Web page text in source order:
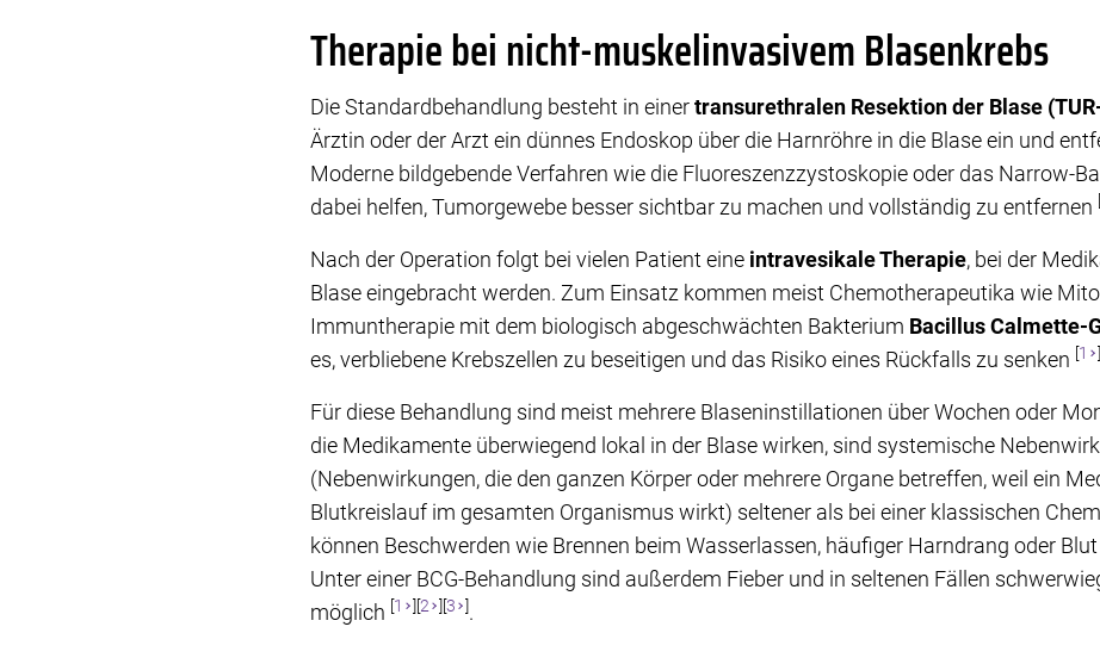
Therapie bei nicht-muskelinvasivem Blasenkrebs
Die Standardbehandlung besteht in einertransurethralen Resektion der Blase
Ärztin oder der Arzt ein dünnes Endoskop über die Harnröhre in die Blase ein und
Moderne bildgebende Verfahren wie die Fluoreszenzzystoskopie oder das Narrow-
dabei helfen, Tumorgewebe besser sichtbar zu machen und vollständig zu entfernen
Nach der Operation folgt bei vielen Patient eine intravesikale Therapie, bei der
Blase eingebracht werden. Zum Einsatz kommen meist Chemotherapeutika wie
Immuntherapie mit dem biologisch abgeschwächten Bakterium Bacillus Calmette-
es, verbliebene Krebszellen zu beseitigen und das Risiko eines Rückfalls zu senken [1
Für diese Behandlung sind meist mehrere Blaseninstillationen über Wochen oder
die Medikamente überwiegend lokal in der Blase wirken, sind systemische
(Nebenwirkungen, die den ganzen Körper oder mehrere Organe betreffen, weil ein
Blutkreislauf im gesamten Organismus wirkt) seltener als bei einer klassischen
können Beschwerden wie Brennen beim Wasserlassen, häufiger Harndrang oder
Unter einer BCG-Behandlung sind außerdem Fieber und in seltenen Fällen
möglich [1 ][2 ][3 ].